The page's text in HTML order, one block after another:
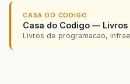
CASA DO CODIGO
Casa do Codigo —
Livros de programacao,